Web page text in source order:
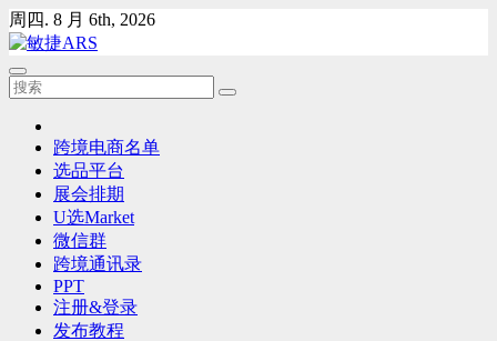
Skip
to
content
周四. 8 月 6th, 2026
跨境电商名单
选品平台
展会排期
U选Market
微信群
跨境通讯录
PPT
注册&登录
发布教程